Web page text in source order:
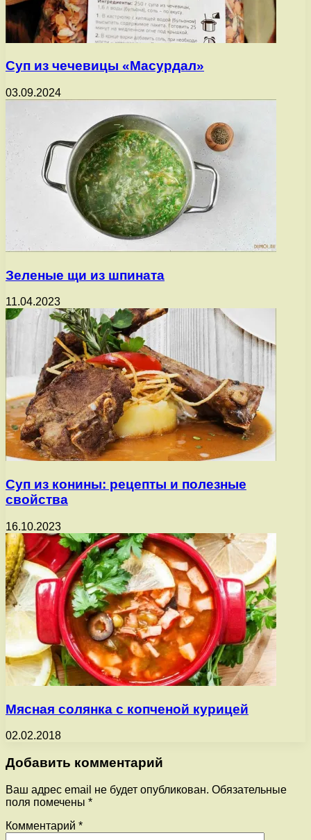
Суп из чечевицы «Масурдал»
03.09.2024
Зеленые щи из шпината
11.04.2023
Суп из конины: рецепты и полезные
свойства
16.10.2023
Мясная солянка с копченой курицей
02.02.2018
Добавить комментарий
Ваш адрес email не будет опубликован. Обязательные
поля помечены *
Комментарий *